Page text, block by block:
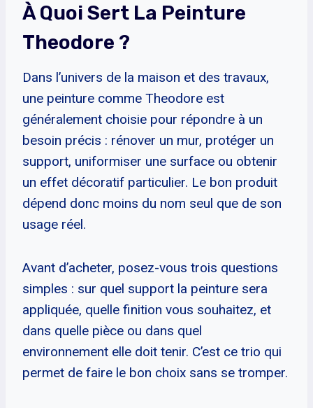
À Quoi Sert La Peinture
Theodore ?
Dans l’univers de la maison et des travaux,
une peinture comme Theodore est
généralement choisie pour répondre à un
besoin précis : rénover un mur, protéger un
support, uniformiser une surface ou obtenir
un effet décoratif particulier. Le bon produit
dépend donc moins du nom seul que de son
usage réel.
Avant d’acheter, posez-vous trois questions
simples : sur quel support la peinture sera
appliquée, quelle finition vous souhaitez, et
dans quelle pièce ou dans quel
environnement elle doit tenir. C’est ce trio qui
permet de faire le bon choix sans se tromper.